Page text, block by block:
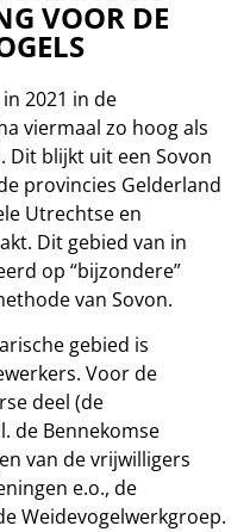
VOOR DE
2021 in de
viermaal zo hoog als
Dit blijkt uit een Sovon
provincies Gelderland
Utrechtse en
Dit gebied van in
op “bijzondere”
van Sovon.
gebied is
Voor de
deel (de
de Bennekomse
van de vrijwilligers
e.o., de
Weidevogelwerkgroep.